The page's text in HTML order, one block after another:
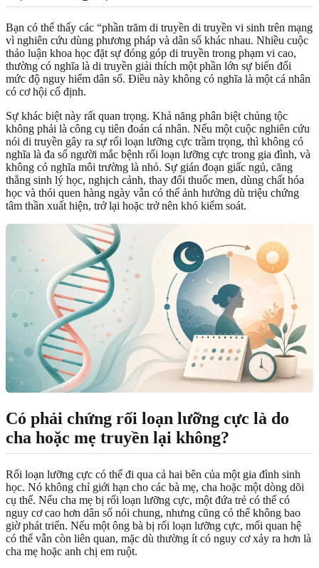
Bạn có thể thấy các “phần trăm di truyền di truyền vi sinh trên mạng
vì nghiên cứu dùng phương pháp và dân số khác nhau. Nhiều cuộc
thảo luận khoa học đặt sự đóng góp di truyền trong phạm vi cao,
thường có nghĩa là di truyền giải thích một phần lớn sự biến đổi
mức độ nguy hiểm dân số. Điều này không có nghĩa là một cá nhân
có cơ hội cố định.
Sự khác biệt này rất quan trọng. Khả năng phân biệt chủng tộc
không phải là công cụ tiên đoán cá nhân. Nếu một cuộc nghiên cứu
nói di truyền gây ra sự rối loạn lưỡng cực trầm trọng, thì không có
nghĩa là đa số người mắc bệnh rối loạn lưỡng cực trong gia đình, và
không có nghĩa môi trường là nhỏ. Sự gián đoạn giấc ngủ, căng
thẳng sinh lý học, nghịch cảnh, thay đổi thuốc men, dùng chất hóa
học và thói quen hàng ngày vẫn có thể ảnh hưởng dù triệu chứng
tâm thần xuất hiện, trở lại hoặc trở nên khó kiểm soát.
Có phải chứng rối loạn lưỡng cực là do
cha hoặc mẹ truyền lại không?
Rối loạn lưỡng cực có thể đi qua cả hai bên của một gia đình sinh
học. Nó không chỉ giới hạn cho các bà mẹ, cha hoặc một dòng dõi
cụ thể. Nếu cha mẹ bị rối loạn lưỡng cực, một đứa trẻ có thể có
nguy cơ cao hơn dân số nói chung, nhưng cũng có thể không bao
giờ phát triển. Nếu một ông bà bị rối loạn lưỡng cực, mối quan hệ
có thể vẫn còn liên quan, mặc dù thường ít có nguy cơ xảy ra hơn là
cha mẹ hoặc anh chị em ruột.